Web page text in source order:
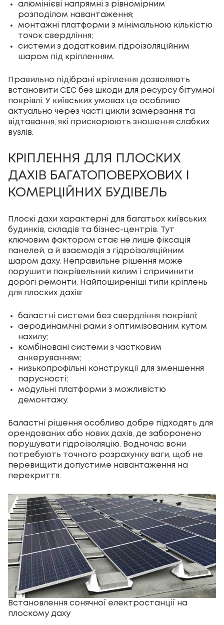
алюмінієві напрямні з рівномірним
розподілом навантаження;
монтажні платформи з мінімальною кількістю
точок свердління;
системи з додатковим гідроізоляційним
шаром під кріпленням.
Правильно підібрані кріплення дозволяють
встановити СЕС без шкоди для ресурсу бітумної
покрівлі. У київських умовах це особливо
актуально через часті цикли замерзання та
відтавання, які прискорюють зношення слабких
вузлів.
КРІПЛЕННЯ ДЛЯ ПЛОСКИХ
ДАХІВ БАГАТОПОВЕРХОВИХ І
КОМЕРЦІЙНИХ БУДІВЕЛЬ
Плоскі дахи характерні для багатьох київських
будинків, складів та бізнес-центрів. Тут
ключовим фактором стає не лише фіксація
панелей, а й взаємодія з гідроізоляційним
шаром даху. Неправильне рішення може
порушити покрівельний килим і спричинити
дорогі ремонти. Найпоширеніші типи кріплень
для плоских дахів:
баластні системи без свердління покрівлі;
аеродинамічні рами з оптимізованим кутом
нахилу;
комбіновані системи з частковим
анкеруванням;
низькопрофільні конструкції для зменшення
парусності;
модульні платформи з можливістю
демонтажу.
Баластні рішення особливо добре підходять для
орендованих або нових дахів, де заборонено
порушувати гідроізоляцію. Водночас вони
потребують точного розрахунку ваги, щоб не
перевищити допустиме навантаження на
перекриття.
Встановлення сонячної електростанції на
плоскому даху